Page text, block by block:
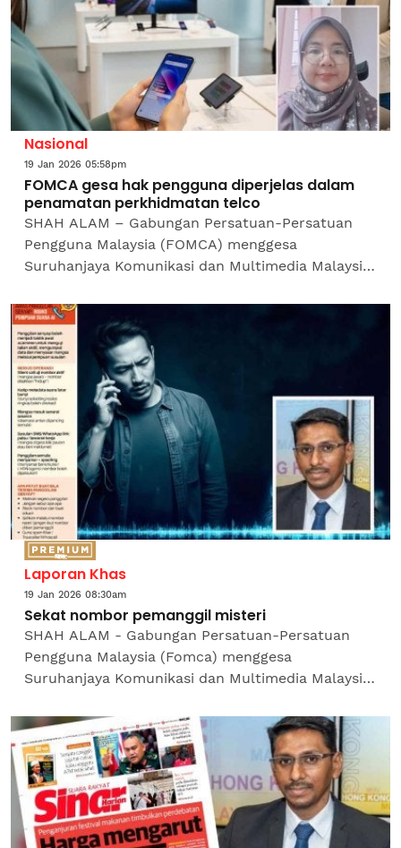
Nasional
19 Jan 2026 05:58pm
FOMCA gesa hak pengguna diperjelas dalam
penamatan perkhidmatan telco
SHAH ALAM – Gabungan Persatuan-Persatuan
Pengguna Malaysia (FOMCA) menggesa
Suruhanjaya Komunikasi dan Multimedia Malaysia
menyatakan dengan jelas hak...
Laporan Khas
19 Jan 2026 08:30am
Sekat nombor pemanggil misteri
SHAH ALAM - Gabungan Persatuan-Persatuan
Pengguna Malaysia (Fomca) menggesa
Suruhanjaya Komunikasi dan Multimedia Malaysia
terhadap ‘scammer’ yang aktif...